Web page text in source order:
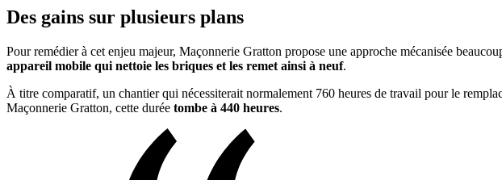
Des gains sur plusieurs plans
Pour remédier à cet enjeu majeur, Maçonnerie Gratton propose une approche mécanisée
appareil mobile qui nettoie les briques et les remet ainsi à neuf.
À titre comparatif, un chantier qui nécessiterait normalement 760 heures de travail pour le
Maçonnerie Gratton, cette durée tombe à 440 heures.